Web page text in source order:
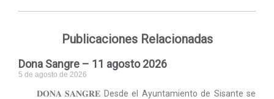
Publicaciones Relacionadas
Dona Sangre – 11 agosto 2026
5 de agosto de 2026
𝐃𝐎𝐍𝐀 𝐒𝐀𝐍𝐆𝐑𝐄 Desde el Ayuntamiento de Sisante se